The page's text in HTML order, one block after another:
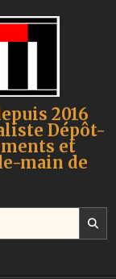
2016
Dépôt-
et
main de